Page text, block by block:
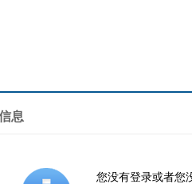
息
您没有登录或者您